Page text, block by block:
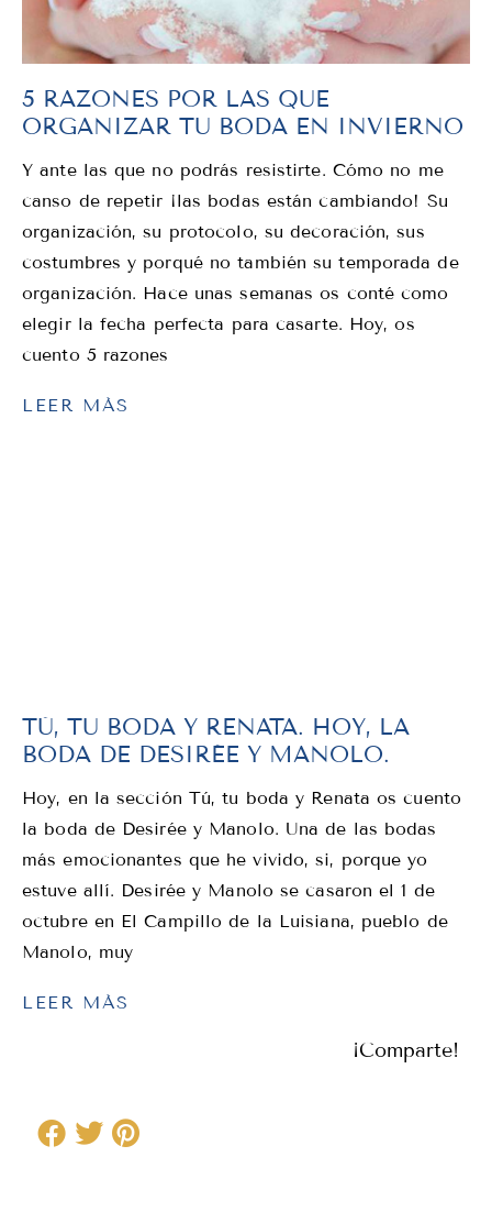
5 RAZONES POR LAS QUE
ORGANIZAR TU BODA EN INVIERNO
Y ante las que no podrás resistirte. Cómo no me
canso de repetir ¡las bodas están cambiando! Su
organización, su protocolo, su decoración, sus
costumbres y porqué no también su temporada de
organización. Hace unas semanas os conté como
elegir la fecha perfecta para casarte. Hoy, os
cuento 5 razones
LEER MÁS
TÚ, TU BODA Y RENATA. HOY, LA
BODA DE DESIRÉE Y MANOLO.
Hoy, en la sección Tú, tu boda y Renata os cuento
la boda de Desirée y Manolo. Una de las bodas
más emocionantes que he vivido, si, porque yo
estuve allí. Desirée y Manolo se casaron el 1 de
octubre en El Campillo de la Luisiana, pueblo de
Manolo, muy
LEER MÁS
¡Comparte!